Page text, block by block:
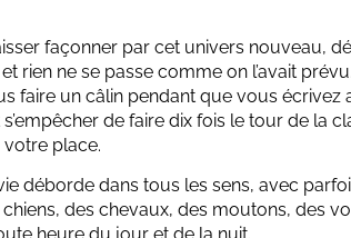
façonner par cet univers nouveau,
rien ne se passe comme on l’avait
faire un câlin pendant que vous écrivez
de faire dix fois le tour de la
place.
déborde dans tous les sens, avec
chiens, des chevaux, des moutons, des
heure du jour et de la nuit.